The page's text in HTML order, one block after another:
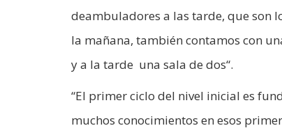
deambuladores a las tarde, que son
la mañana, también contamos con
y a la tarde una sala de dos“.
“El primer ciclo del nivel inicial es
muchos conocimientos en esos